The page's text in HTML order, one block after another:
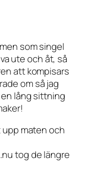
som singel
ute och åt, så
att kompisars
om så jag
lång sittning
upp maten och
tog de längre